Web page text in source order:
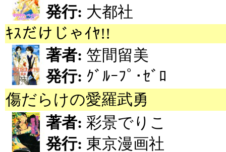
発行: 大都社
ｷｽだけじゃｲﾔ!!
著者: 笠間留美
発行: ｸﾞﾙｰﾌﾟ･ｾﾞﾛ
傷だらけの愛羅武勇
著者: 彩景でりこ
発行: 東京漫画社